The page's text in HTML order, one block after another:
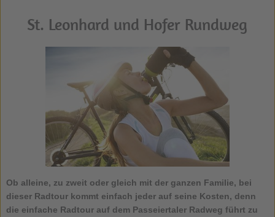
St. Leonhard und Hofer Rundweg
Ob alleine, zu zweit oder gleich mit der ganzen Familie, bei
dieser Radtour kommt einfach jeder auf seine Kosten, denn
die einfache Radtour auf dem Passeiertaler Radweg führt zu